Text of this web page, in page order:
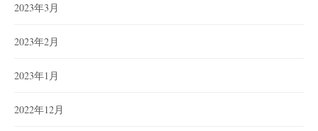
2023年3月
2023年2月
2023年1月
2022年12月